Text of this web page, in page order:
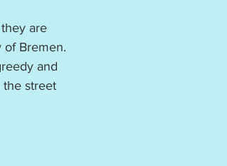
are
of Bremen.
and
the street